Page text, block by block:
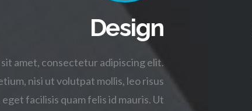
Design
amet, consectetur adipiscing elit.
nisi ut volutpat mollis, leo risus
facilisis quam felis id mauris. Ut